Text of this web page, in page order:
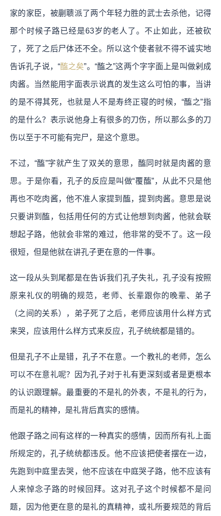
家的家臣，被蒯聩派了两个年轻力胜的武士去杀他，记得
那个时候子路已经是63岁的老人了。不止如此，还被砍
了，死了之后尸体还不全。所以这个使者就不得不诚实地
告诉孔子说，“醢之矣”。“醢之”这两个字字面上是叫做剁成
肉酱。当然能用字面表示说真的发生这么可怕的事，当讲
的是不得其死，也就是人不是寿终正寝的时候，“醢之”指
的是什么？表示说他身上有很多的刀伤，所以那么多的刀
伤以至于不可能有完尸，是这个意思。
不过，“醢”字就产生了双关的意思，醢同时就是肉酱的意
思。于是你看，孔子的反应是叫做“覆醢”，从此不只是他
再也不吃肉酱，他不准人家提到醢，提到肉酱。意思是说
只要讲到醢，包括用任何的方式让他想到肉酱，他就会联
想起子路，他就会非常的难过，他非常的受不了。这一段
很短，但是他就在讲孔子更在意的一件事。
这一段从头到尾都是在告诉我们孔子失礼，孔子没有按照
原来礼仪的明确的规范，老师、长辈跟你的晚辈、弟子
（之间的关系），弟子死了之后，老师应该用什么样方式
来哭，应该用什么样方式来反应，孔子统统都是错的。
但是孔子不止是错，孔子不在意。一个教礼的老师，怎么
可以不在意礼呢？因为孔子对于礼有更深刻或者是更根本
的认识跟理解。最重要的不是礼的外表，不是礼的行为，
而是礼的精神，是礼背后真实的感情。
他跟子路之间有这样的一种真实的感情，因而所有礼上面
所规定的，孔子统统都违反。他不应该把使者摆在一边，
先跑到中庭里去哭，他不应该在中庭哭子路，他不应该有
人来悼念子路的时候回拜。这对孔子这个时候都不是问
题，因为他更在意的是礼的真精神，或礼所要规范的背后